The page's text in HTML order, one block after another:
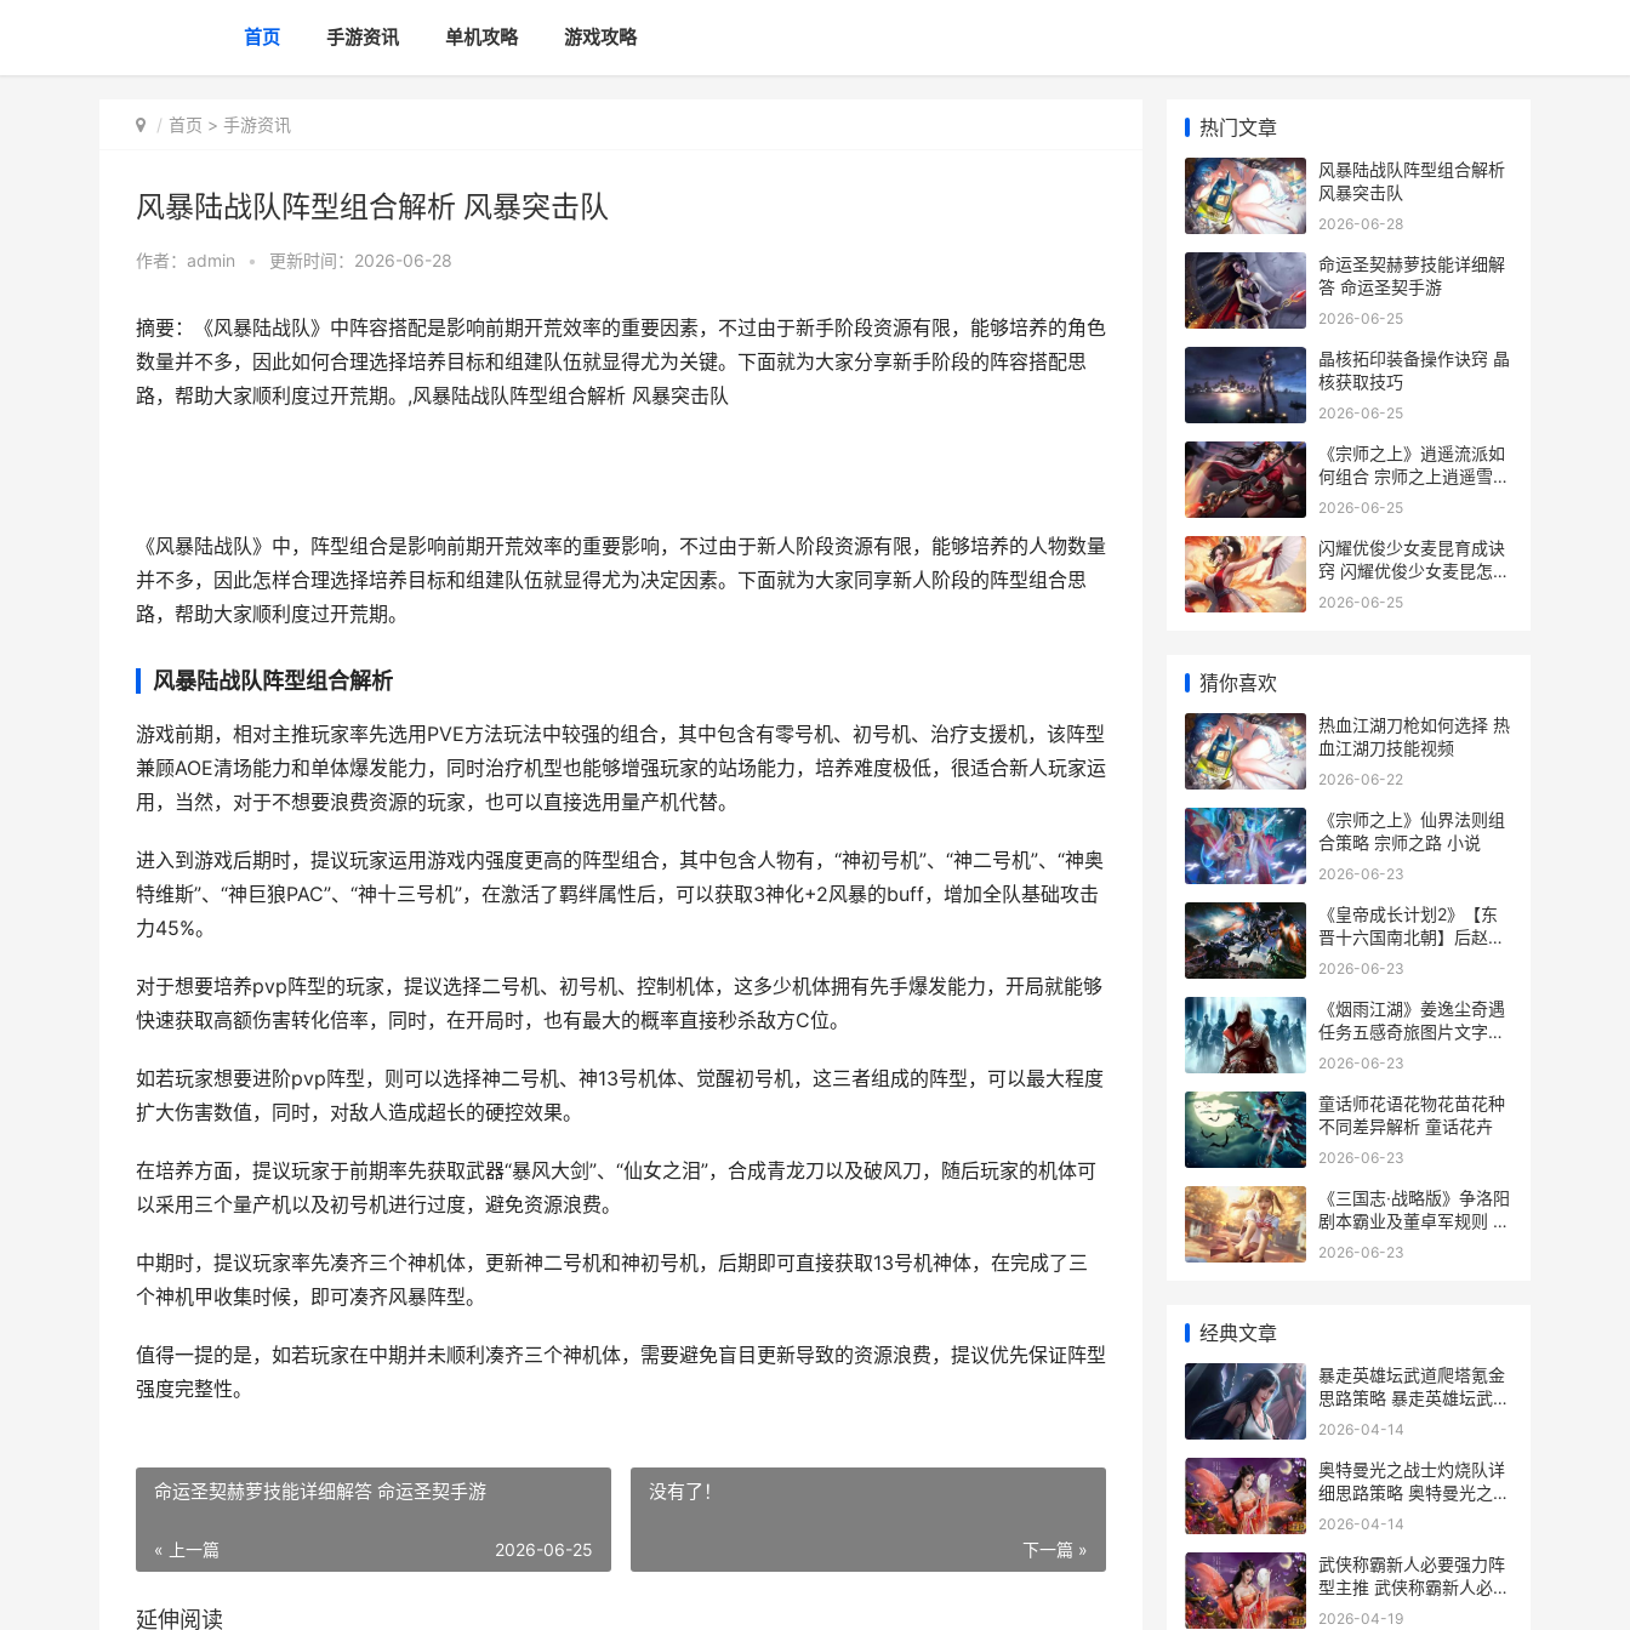
首页 手游资讯 单机攻略 游戏攻略
首页 > 手游资讯
风暴陆战队阵型组合解析 风暴突击队
作者： admin • 更新时间：2026-06-28
摘要：《风暴陆战队》中阵容搭配是影响前期开荒效率的重要因素，不过由于新手阶段资源有限，能够培养的角色
数量并不多，因此如何合理选择培养目标和组建队伍就显得尤为关键。下面就为大家分享新手阶段的阵容搭配思
路，帮助大家顺利度过开荒期。,风暴陆战队阵型组合解析 风暴突击队
《风暴陆战队》中，阵型组合是影响前期开荒效率的重要影响，不过由于新人阶段资源有限，能够培养的人物数量
并不多，因此怎样合理选择培养目标和组建队伍就显得尤为决定因素。下面就为大家同享新人阶段的阵型组合思
路，帮助大家顺利度过开荒期。
风暴陆战队阵型组合解析
游戏前期，相对主推玩家率先选用PVE方法玩法中较强的组合，其中包含有零号机、初号机、治疗支援机，该阵型
兼顾AOE清场能力和单体爆发能力，同时治疗机型也能够增强玩家的站场能力，培养难度极低，很适合新人玩家运
用，当然，对于不想要浪费资源的玩家，也可以直接选用量产机代替。
进入到游戏后期时，提议玩家运用游戏内强度更高的阵型组合，其中包含人物有，“神初号机”、“神二号机”、“神奥
特维斯”、“神巨狼PAC”、“神十三号机”，在激活了羁绊属性后，可以获取3神化+2风暴的buff，增加全队基础攻击
力45%。
对于想要培养pvp阵型的玩家，提议选择二号机、初号机、控制机体，这多少机体拥有先手爆发能力，开局就能够
快速获取高额伤害转化倍率，同时，在开局时，也有最大的概率直接秒杀敌方C位。
如若玩家想要进阶pvp阵型，则可以选择神二号机、神13号机体、觉醒初号机，这三者组成的阵型，可以最大程度
扩大伤害数值，同时，对敌人造成超长的硬控效果。
在培养方面，提议玩家于前期率先获取武器“暴风大剑”、“仙女之泪”，合成青龙刀以及破风刀，随后玩家的机体可
以采用三个量产机以及初号机进行过度，避免资源浪费。
中期时，提议玩家率先凑齐三个神机体，更新神二号机和神初号机，后期即可直接获取13号机神体，在完成了三
个神机甲收集时候，即可凑齐风暴阵型。
值得一提的是，如若玩家在中期并未顺利凑齐三个神机体，需要避免盲目更新导致的资源浪费，提议优先保证阵型
强度完整性。
命运圣契赫萝技能详细解答 命运圣契手游
« 上一篇 2026-06-25
没有了！
下一篇 »
延伸阅读
热门文章
风暴陆战队阵型组合解析
风暴突击队
2026-06-28
命运圣契赫萝技能详细解
答 命运圣契手游
2026-06-25
晶核拓印装备操作诀窍 晶
核获取技巧
2026-06-25
《宗师之上》逍遥流派如
何组合 宗师之上逍遥雪宫
仙遇任务
2026-06-25
闪耀优俊少女麦昆育成诀
窍 闪耀优俊少女麦昆怎么
养
2026-06-25
猜你喜欢
热血江湖刀枪如何选择 热
血江湖刀技能视频
2026-06-22
《宗师之上》仙界法则组
合策略 宗师之路 小说
2026-06-23
《皇帝成长计划2》【东
晋十六国南北朝】后赵明
帝
2026-06-23
《烟雨江湖》姜逸尘奇遇
任务五感奇旅图片文字流
程策略 烟雨江湖姜逸尘
2026-06-23
童话师花语花物花苗花种
不同差异解析 童话花卉
2026-06-23
《三国志·战略版》争洛阳
剧本霸业及董卓军规则 三
国志战略版18183
2026-06-23
经典文章
暴走英雄坛武道爬塔氪金
思路策略 暴走英雄坛武道
宗师有什么用
2026-04-14
奥特曼光之战士灼烧队详
细思路策略 奥特曼光之战
士(官方正版)
2026-04-14
武侠称霸新人必要强力阵
型主推 武侠称霸新人必做
的事
2026-04-19